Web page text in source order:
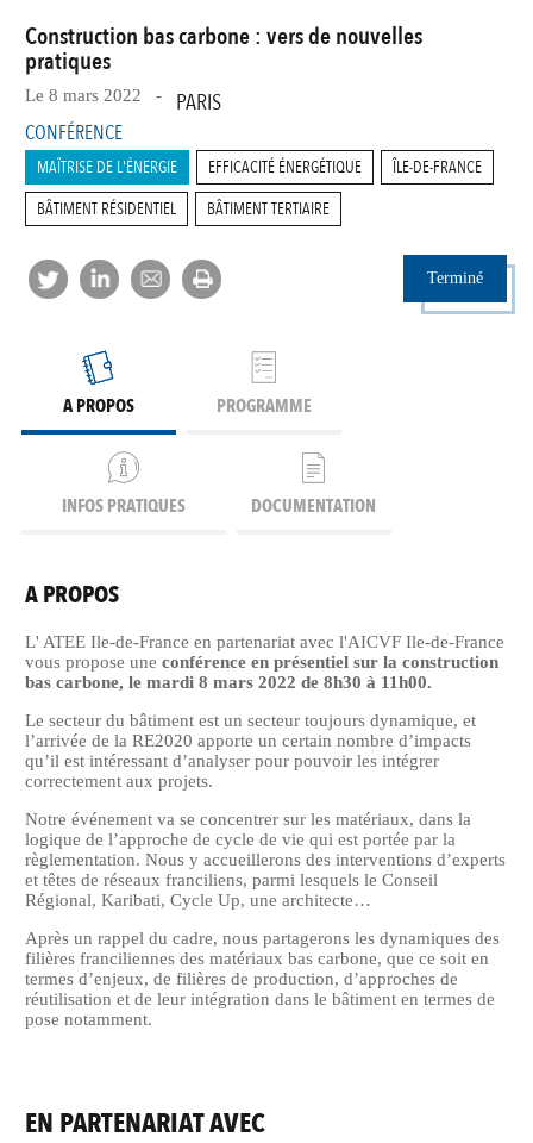
Construction bas carbone : vers de nouvelles
pratiques
Le 8 mars 2022 - PARIS
CONFÉRENCE
MAÎTRISE DE L'ÉNERGIE EFFICACITÉ ÉNERGÉTIQUE
ÎLE-DE-FRANCE
BÂTIMENT RÉSIDENTIEL
BÂTIMENT TERTIAIRE
Terminé
A PROPOS PROGRAMME
INFOS PRATIQUES DOCUMENTATION
A PROPOS
L' ATEE Ile-de-France en partenariat avec l'AICVF Ile-de-France
vous propose uneconférence en présentiel sur la construction
bas carbone, le mardi 8 mars 2022 de 8h30 à 11h00.
Le secteur du bâtiment est un secteur toujours dynamique, et
l’arrivée de la RE2020 apporte un certain nombre d’impacts
qu’il est intéressant d’analyser pour pouvoir les intégrer
correctement aux projets.
Notre événement va se concentrer sur les matériaux, dans la
logique de l’approche de cycle de vie qui est portée par la
règlementation. Nous y accueillerons des interventions d’experts
et têtes de réseaux franciliens, parmi lesquels le Conseil
Régional, Karibati, Cycle Up, une architecte…
Après un rappel du cadre, nous partagerons les dynamiques des
filières franciliennes des matériaux bas carbone, que ce soit en
termes d’enjeux, de filières de production, d’approches de
réutilisation et de leur intégration dans le bâtiment en termes de
pose notamment.
EN PARTENARIAT AVEC